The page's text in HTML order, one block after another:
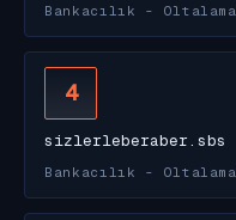
Bankacılık - Oltalama
4
sizlerleberaber.sbs
Bankacılık - Oltalama